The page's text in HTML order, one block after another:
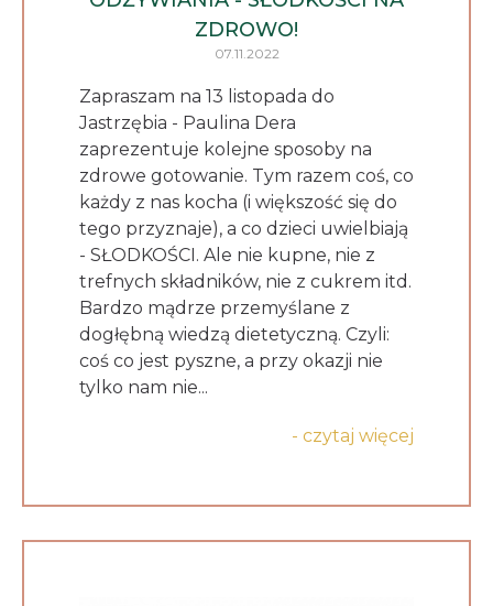
ZDROWO!
07.11.2022
Zapraszam na 13 listopada do
Jastrzębia - Paulina Dera
zaprezentuje kolejne sposoby na
zdrowe gotowanie. Tym razem coś, co
każdy z nas kocha (i większość się do
tego przyznaje), a co dzieci uwielbiają
- SŁODKOŚCI. Ale nie kupne, nie z
trefnych składników, nie z cukrem itd.
Bardzo mądrze przemyślane z
dogłębną wiedzą dietetyczną. Czyli:
coś co jest pyszne, a przy okazji nie
tylko nam nie...
- czytaj więcej